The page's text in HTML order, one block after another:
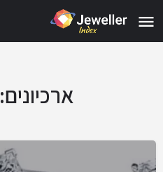
ארכיונים: